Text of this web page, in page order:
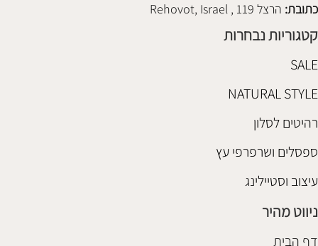
כתובת: הרצל 119 , Rehovot, Israel
קטגוריות נבחרות
SALE
NATURAL STYLE
רהיטים לסלון
ספסלים ושרפרפי עץ
עיצוב וסטיילינג
ניווט מהיר
דף הבית